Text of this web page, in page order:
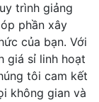
trình giảng
phần xây
của bạn. Với
giá sỉ linh hoạt
tôi cam kết
không gian và